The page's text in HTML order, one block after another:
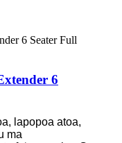
6
lapopoa atoa,
ma